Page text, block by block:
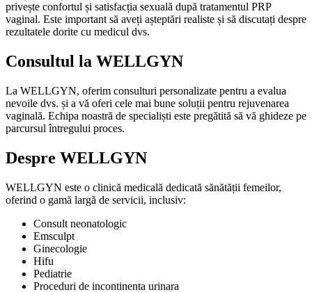
privește confortul și satisfacția sexuală după tratamentul PRP
vaginal. Este important să aveți așteptări realiste și să discutați despre
rezultatele dorite cu medicul dvs.
Consultul la WELLGYN
La WELLGYN, oferim consulturi personalizate pentru a evalua
nevoile dvs. și a vă oferi cele mai bune soluții pentru rejuvenarea
vaginală. Echipa noastră de specialiști este pregătită să vă ghideze pe
parcursul întregului proces.
Despre WELLGYN
WELLGYN este o clinică medicală dedicată sănătății femeilor,
oferind o gamă largă de servicii, inclusiv:
Consult neonatologic
Emsculpt
Ginecologie
Hifu
Pediatrie
Proceduri de incontinenta urinara